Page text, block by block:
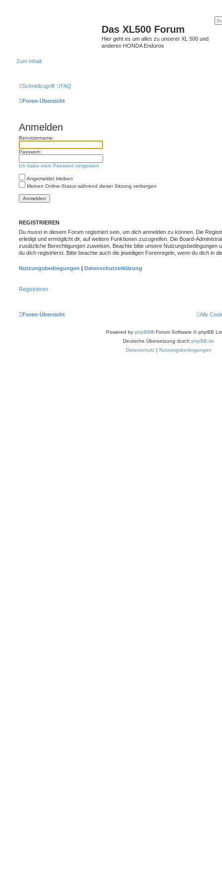
Das XL500 Forum
Hier geht es um alles zu unserer XL 500 und
anderen HONDA Enduros
Zum Inhalt
Schnellzugriff FAQ
Foren-Übersicht
Anmelden
Benutzername:
Passwort:
Ich habe mein Passwort vergessen
Angemeldet bleiben
Meinen Online-Status während dieser Sitzung verbergen
REGISTRIEREN
Du musst in diesem Forum registriert sein, um dich anmelden zu können. Die
erledigt und ermöglicht dir, auf weitere Funktionen zuzugreifen. Die Board-
zusätzliche Berechtigungen zuweisen. Beachte bitte unsere Nutzungsbedingungen
du dich registrierst. Bitte beachte auch die jeweiligen Forenregeln, wenn du dich in
Nutzungsbedingungen | Datenschutzerklärung
Registrieren
Foren-Übersicht Alle
Powered by phpBB® Forum Software © phpBB
Deutsche Übersetzung durch phpBB.de
Datenschutz | Nutzungsbedingungen